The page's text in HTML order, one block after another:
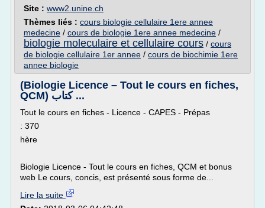
Site : www2.unine.ch
Thèmes liés : cours biologie cellulaire 1ere annee
medecine / cours de biologie 1ere annee medecine /
biologie moleculaire et cellulaire cours / cours
de biologie cellulaire 1er annee / cours de biochimie 1ere
annee biologie
(Biologie Licence – Tout le cours en fiches,
QCM) كتاب ...
Tout le cours en fiches - Licence - CAPES - Prépas
: 370
hère
Biologie Licence - Tout le cours en fiches, QCM et bonus
web Le cours, concis, est présenté sous forme de...
Lire la suite